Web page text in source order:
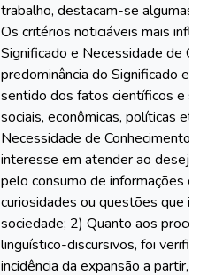
trabalho, destacam-se algumas
Os critérios noticiáveis mais
Significado e Necessidade de
predominância do Significado
sentido dos fatos científicos e
sociais, econômicas, políticas
Necessidade de Conhecimento
interesse em atender ao
pelo consumo de informações
curiosidades ou questões que
sociedade; 2) Quanto aos
linguístico-discursivos, foi
incidência da expansão a partir,